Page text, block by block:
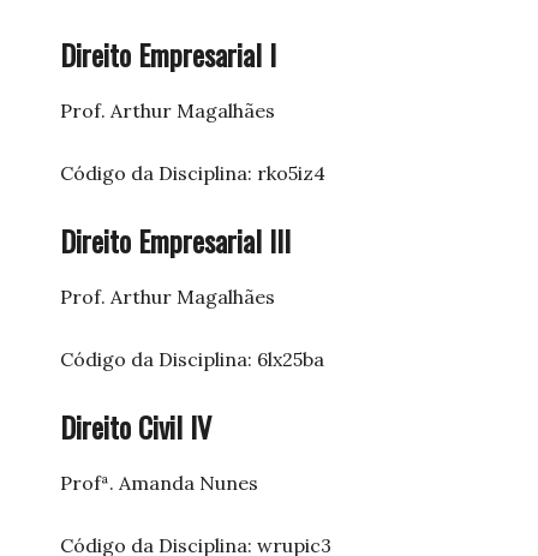
Direito Empresarial I
Prof. Arthur Magalhães
Código da Disciplina: rko5iz4
Direito Empresarial III
Prof. Arthur Magalhães
Código da Disciplina: 6lx25ba
Direito Civil IV
Profª. Amanda Nunes
Código da Disciplina: wrupic3